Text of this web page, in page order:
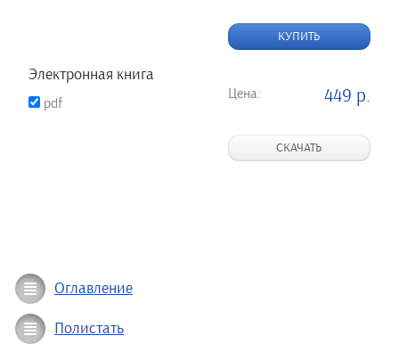
КУПИТЬ
Электронная книга
pdf
Цена: 449 р.
СКАЧАТЬ
Оглавление
Полистать